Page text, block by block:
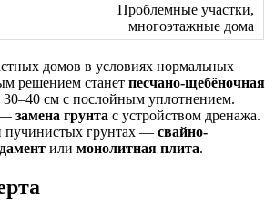
Проблемные участки,
многоэтажные дома
домов в условиях нормальных
решением станет песчано-щебёночная
см с послойным уплотнением.
— замена грунта с устройством дренажа.
грунтах — свайно-
или монолитная плита.